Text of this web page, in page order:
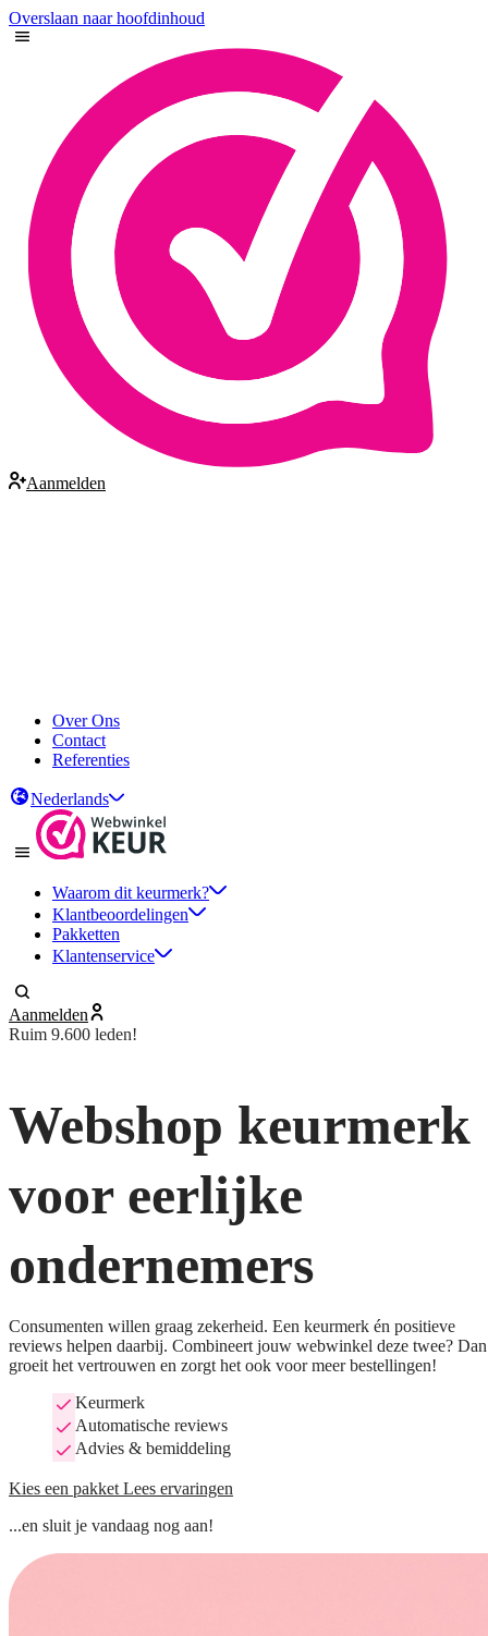
Overslaan naar hoofdinhoud
Aanmelden
Over Ons
Contact
Referenties
Nederlands
Waarom dit keurmerk?
Klantbeoordelingen
Pakketten
Klantenservice
Aanmelden
Ruim 9.600 leden!
Webshop keurmerk
voor eerlijke
ondernemers
Consumenten willen graag zekerheid. Een keurmerk én positieve
reviews helpen daarbij. Combineert jouw webwinkel deze twee? Dan
groeit het vertrouwen en zorgt het ook voor meer bestellingen!
Keurmerk
Automatische reviews
Advies & bemiddeling
Kies een pakket Lees ervaringen
...en sluit je vandaag nog aan!